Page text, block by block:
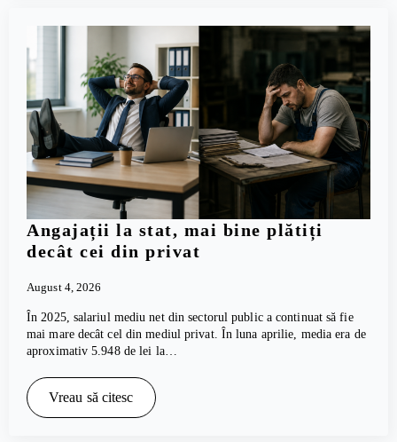
Angajații la stat, mai bine plătiți
decât cei din privat
August 4, 2026
În 2025, salariul mediu net din sectorul public a continuat să fie
mai mare decât cel din mediul privat. În luna aprilie, media era de
aproximativ 5.948 de lei la…
Vreau să citesc